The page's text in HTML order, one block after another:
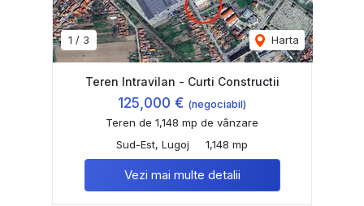
1 / 3 Harta
Teren Intravilan - Curti Constructii
125,000 € (negociabil)
Teren de 1,148 mp de vânzare
Sud-Est, Lugoj
1,148 mp
Vezi mai multe detalii